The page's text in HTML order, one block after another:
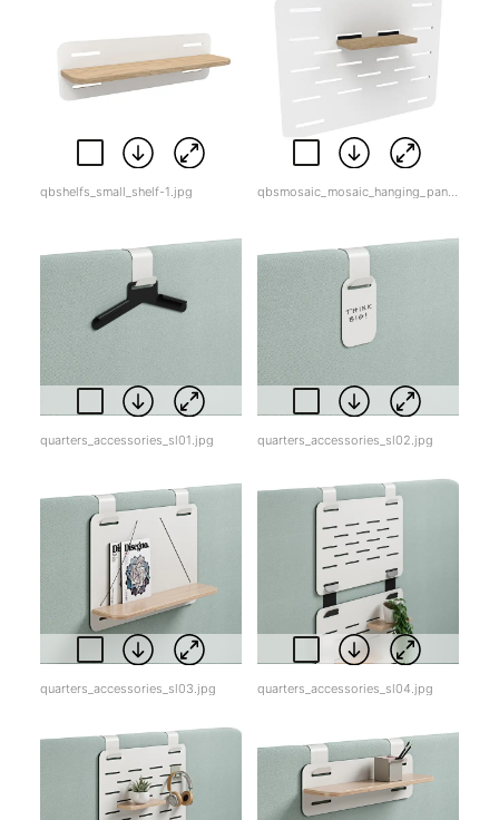
qbshelfs_small_shelf-1.jpg qbsmosaic_mosaic_hanging_panel_small.jpg
quarters_accessories_sl01.jpg quarters_accessories_sl02.jpg
quarters_accessories_sl03.jpg quarters_accessories_sl04.jpg